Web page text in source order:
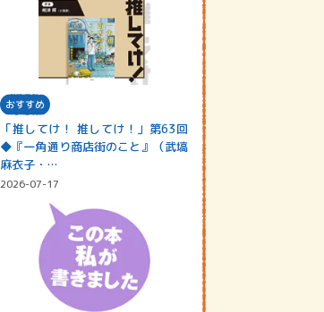
おすすめ
「推してけ！ 推してけ！」第63回
◆『一角通り商店街のこと』（武塙
麻衣子・…
2026-07-17